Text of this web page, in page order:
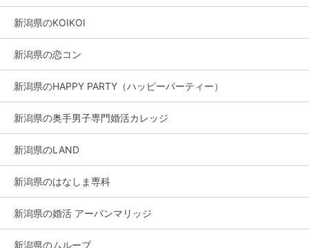
新潟県のKOIKOI
新潟県の恋コン
新潟県のHAPPY PARTY（ハッピーパーティー）
新潟県の奥手男子専門婚活カレッジ
新潟県のLAND
新潟県のはなしま専科
新潟県の婚活 アーバンマリッジ
新潟県のムルーブ